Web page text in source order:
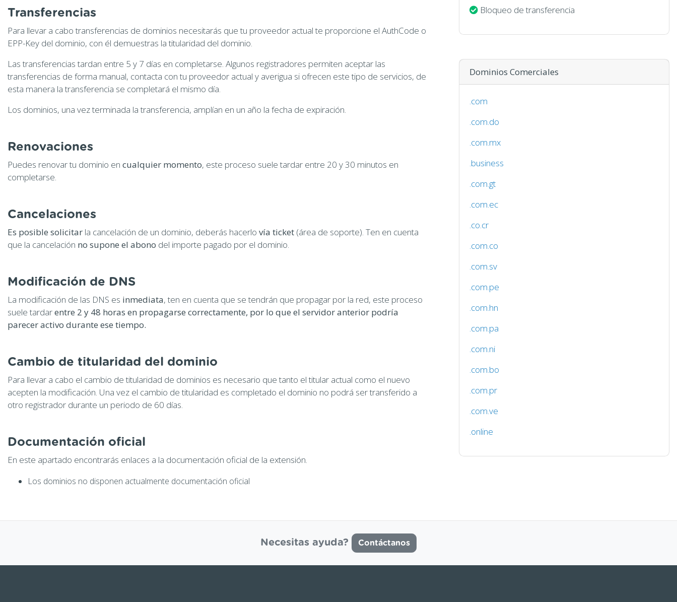
Transferencias
Para llevar a cabo transferencias de dominios necesitarás que tu proveedor actual te proporcione el AuthCode o
EPP-Key del dominio, con él demuestras la titularidad del dominio.
Las transferencias tardan entre 5 y 7 días en completarse. Algunos registradores permiten aceptar las
transferencias de forma manual, contacta con tu proveedor actual y averigua si ofrecen este tipo de servicios, de
esta manera la transferencia se completará el mismo día.
Los dominios, una vez terminada la transferencia, amplían en un año la fecha de expiración.
Renovaciones
Puedes renovar tu dominio en cualquier momento, este proceso suele tardar entre 20 y 30 minutos en
completarse.
Cancelaciones
Es posible solicitar la cancelación de un dominio, deberás hacerlo vía ticket (área de soporte). Ten en cuenta
que la cancelación no supone el abono del importe pagado por el dominio.
Modificación de DNS
La modificación de las DNS es inmediata, ten en cuenta que se tendrán que propagar por la red, este proceso
suele tardarentre 2 y 48 horas en propagarse correctamente, por lo que el servidor anterior podría
parecer activo durante ese tiempo.
Cambio de titularidad del dominio
Para llevar a cabo el cambio de titularidad de dominios es necesario que tanto el titular actual como el nuevo
acepten la modificación. Una vez el cambio de titularidad es completado el dominio no podrá ser transferido a
otro registrador durante un periodo de 60 días.
Documentación oficial
En este apartado encontrarás enlaces a la documentación oficial de la extensión.
Los dominios no disponen actualmente documentación oficial
Bloqueo de transferencia
Dominios Comerciales
.com
.com.do
.com.mx
.business
.com.gt
.com.ec
.co.cr
.com.co
.com.sv
.com.pe
.com.hn
.com.pa
.com.ni
.com.bo
.com.pr
.com.ve
.online
Necesitas ayuda? Contáctanos